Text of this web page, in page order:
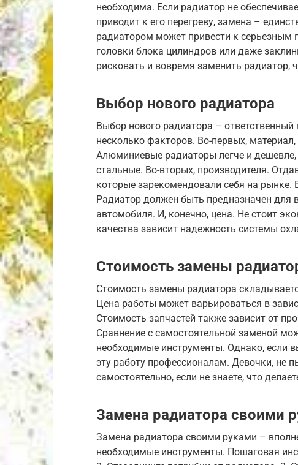
необходима. Если радиатор не
приводит к его перегреву, замена –
радиатором может привести к серьезным
головки блока цилиндров или даже
рисковать и вовремя заменить радиатор,
Выбор нового радиатора
Выбор нового радиатора –
несколько факторов. Во-первых,
Алюминиевые радиаторы легче и
стальные. Во-вторых, производителя.
которые зарекомендовали себя на рынке.
Радиатор должен быть предназначен для
автомобиля. И, конечно, цена. Не стоит
качества зависит надежность системы
Стоимость замены
Стоимость замены радиатора
Цена работы может варьироваться в
Стоимость запчастей также зависит от
Сравнение с самостоятельной заменой
необходимые инструменты. Однако, если
эту работу профессионалам. Девочки, не
самостоятельно, если не знаете, что
Замена радиатора своими
Замена радиатора своими руками –
необходимые инструменты. Пошаговая